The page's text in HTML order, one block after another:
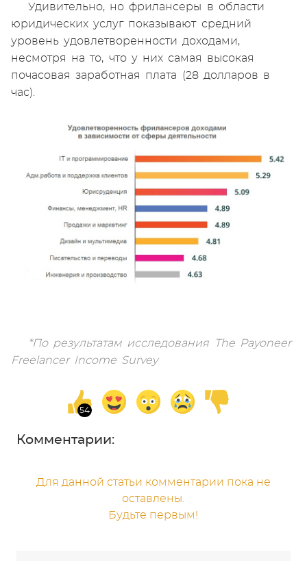
Удивительно, но фрилансеры в области
юридических услуг показывают средний
уровень удовлетворенности доходами,
несмотря на то, что у них самая высокая
почасовая заработная плата (28 долларов в
час).
*По результатам исследования The Payoneer
Freelancer Income Survey
Комментарии:
Для данной статьи комментарии пока не
оставлены.
Будьте первым!